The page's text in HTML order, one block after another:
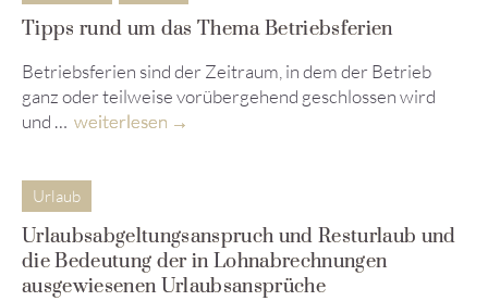
Tipps rund um das Thema Betriebsferien
Betriebsferien sind der Zeitraum, in dem der Betrieb
ganz oder teilweise vorübergehend geschlossen wird
und … weiterlesen
Urlaub
Urlaubsabgeltungsanspruch und Resturlaub und
die Bedeutung der in Lohnabrechnungen
ausgewiesenen Urlaubsansprüche